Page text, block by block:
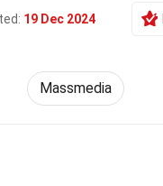
19 Dec 2024
Massmedia